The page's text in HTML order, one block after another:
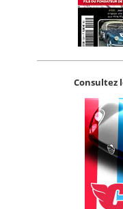
Consultez